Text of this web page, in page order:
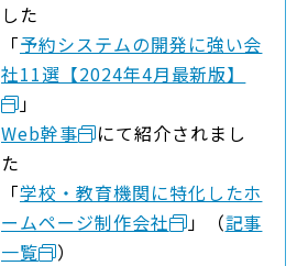
した
「予約システムの開発に強い会
社11選【2024年4月最新版】
」
Web幹事
にて紹介されまし
た
「学校・教育機関に特化したホ
ームページ制作会社
」（記事
一覧
）